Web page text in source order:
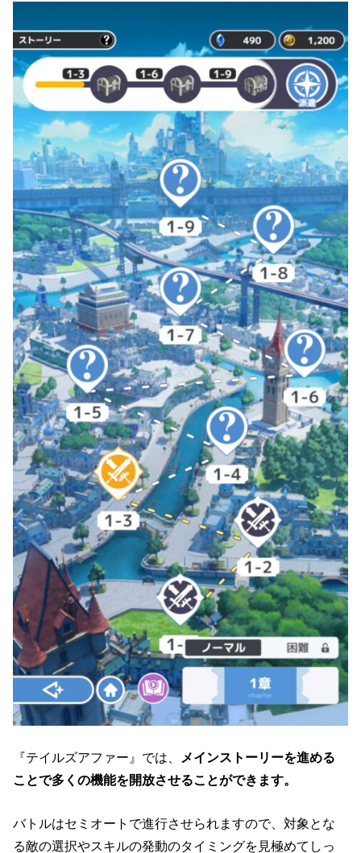
『テイルズアファー』では、
メインストーリーを進める
ことで多くの機能を開放させることができます。
バトルはセミオートで進行させられますので、対象とな
る敵の選択やスキルの発動のタイミングを見極めてしっ